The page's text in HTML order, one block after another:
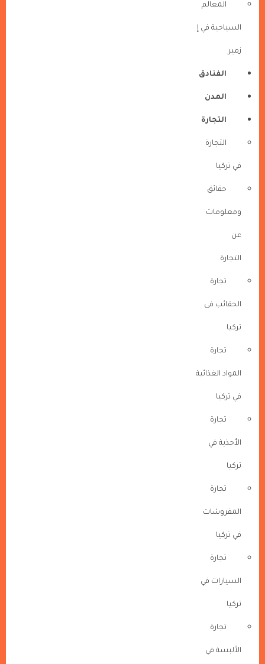
المعالم
السياحية في إ
زمير
الفنادق
المدن
التجارة
التجارة
في تركيا
حقائق
ومعلومات
عن
التجارة
تجارة
الحقائب فى
تركيا
تجارة
المواد الغذائية
في تركيا
تجارة
الأحذية في
تركيا
تجارة
المفروشات
في تركيا
تجارة
السيارات في
تركيا
تجارة
الألبسة في